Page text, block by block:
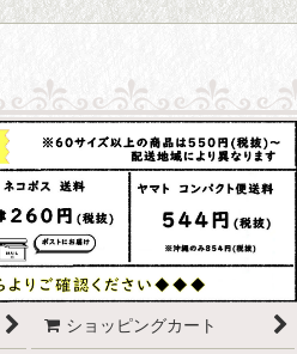
ショッピングカート